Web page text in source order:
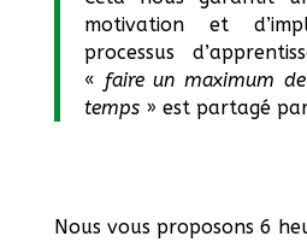
motivation et
processus
« faire un maximum
temps» est partagé
Nous vous proposons 6